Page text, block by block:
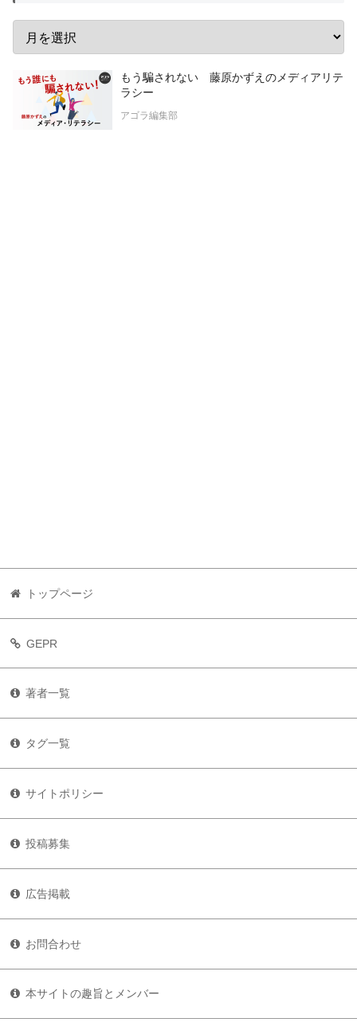
もう騙されない 藤原かずえのメディアリテ
ラシー
アゴラ編集部
トップページ
GEPR
著者一覧
タグ一覧
サイトポリシー
投稿募集
広告掲載
お問合わせ
本サイトの趣旨とメンバー